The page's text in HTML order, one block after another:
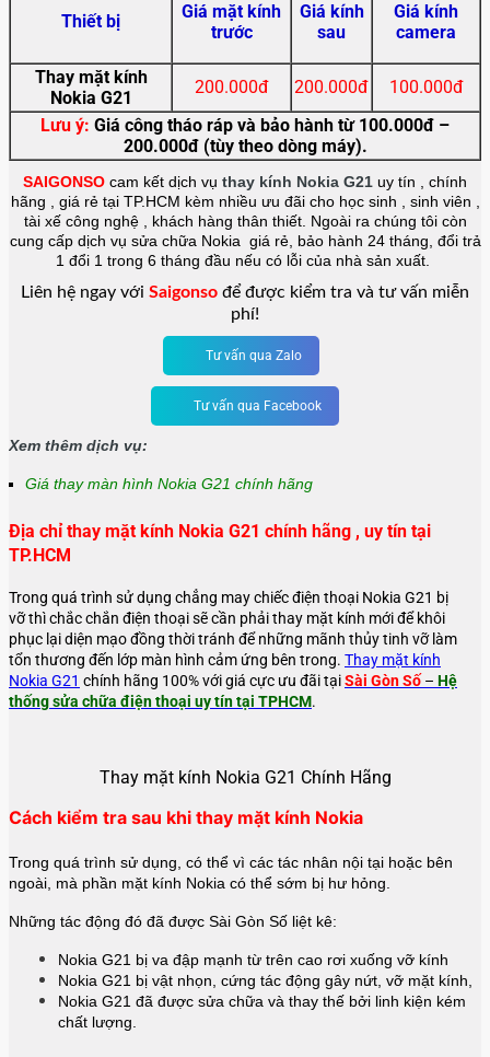
Thiết bị
Giá mặt kính
trước
Giá kính
sau
Giá kính
camera
Thay mặt kính
Nokia G21
200.000đ 200.000đ
100.000đ
Lưu ý: Giá công tháo ráp và bảo hành từ 100.000đ –
200.000đ (tùy theo dòng máy).
SAIGONSO cam kết dịch vụ thay kính Nokia G21 uy tín , chính
hãng , giá rẻ tại TP.HCM kèm nhiều ưu đãi cho học sinh , sinh viên ,
tài xế công nghệ , khách hàng thân thiết. Ngoài ra chúng tôi còn
cung cấp dịch vụ sửa chữa Nokia giá rẻ, bảo hành 24 tháng, đổi trả
1 đổi 1 trong 6 tháng đầu nếu có lỗi của nhà sản xuất.
Liên hệ ngay với Saigonso để được kiểm tra và tư vấn miễn
phí!
Tư vấn qua Zalo
Tư vấn qua Facebook
Xem thêm dịch vụ:
Giá thay màn hình Nokia G21 chính hãng
Địa chỉ thay mặt kính Nokia G21 chính hãng , uy tín tại
TP.HCM
Trong quá trình sử dụng chẳng may chiếc điện thoại Nokia G21 bị
vỡ thì chắc chắn điện thoại sẽ cần phải thay mặt kính mới để khôi
phục lại diện mạo đồng thời tránh để những mãnh thủy tinh vỡ làm
tổn thương đến lớp màn hình cảm ứng bên trong. Thay mặt kính
Nokia G21 chính hãng 100% với giá cực ưu đãi tạiSài Gòn Số – Hệ
thống sửa chữa điện thoại uy tín tại TPHCM.
Thay mặt kính Nokia G21 Chính Hãng
Cách kiểm tra sau khi thay mặt kính Nokia
Trong quá trình sử dụng, có thể vì các tác nhân nội tại hoặc bên
ngoài, mà phần mặt kính Nokia có thể sớm bị hư hỏng.
Những tác động đó đã được Sài Gòn Số liệt kê:
Nokia G21 bị va đập mạnh từ trên cao rơi xuống vỡ kính
Nokia G21 bị vật nhọn, cứng tác động gây nứt, vỡ mặt kính,
Nokia G21 đã được sửa chữa và thay thế bởi linh kiện kém
chất lượng.